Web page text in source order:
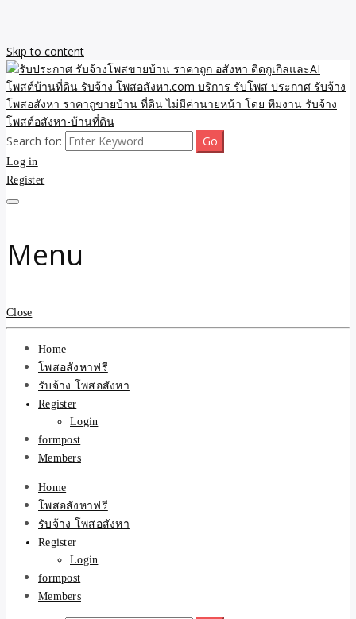
Skip to content
รับประกาศ รับจ้างโพสขาย
บ้าน ราคาถูก อสังหา ติดกู
รับจ้าง โพสอสังหา.com
บริการ รับโพส ประกาศ
รับจ้างโพสอสังหา ราคาถู
ขายบ้าน ที่ดิน ไม่มีค่านาย
หน้า โดย ทีมงาน รับจ้าง
โพสต์อสังหา-บ้านที่ดิน
รับจ้างโพสขายบ้าน ราคาถูก ประกาศ ขายอสังหา โฆษณา ไม่มีค่านาย
หน้า โพสอสังหา รับจ้างโพสขายบ้านบริการ รับจ้างโพสอสังหา ราคาถูก
ขายบ้าน ขายที่ดิน เว็บประกาศ โพส โฆษณา ลงประกาศฟรี
Search for:
Log in
Register
Menu
Close
Home
โพสอสังหาฟรี
รับจ้าง โพสอสังหา
Register
Login
formpost
Members
Home
โพสอสังหาฟรี
รับจ้าง โพสอสังหา
Register
Login
formpost
Members